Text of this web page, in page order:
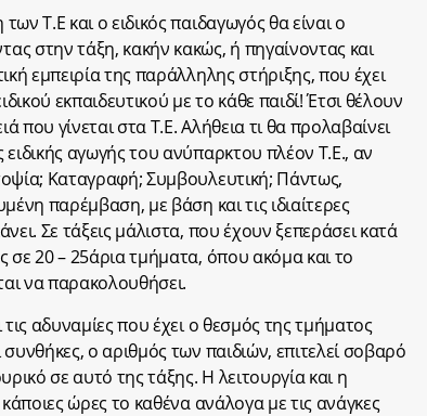
Τ.Ε και ο ειδικός παιδαγωγός θα είναι ο
στην τάξη, κακήν κακώς, ή πηγαίνοντας και
εμπειρία της παράλληλης στήριξης, που έχει
εκπαιδευτικού με το κάθε παιδί! Έτσι θέλουν
που γίνεται στα Τ.Ε. Αλήθεια τι θα προλαβαίνει
αγωγής του ανύπαρκτου πλέον Τ.Ε., αν
Καταγραφή; Συμβουλευτική; Πάντως,
παρέμβαση, με βάση και τις ιδιαίτερες
Σε τάξεις μάλιστα, που έχουν ξεπεράσει κατά
20 – 25άρια τμήματα, όπου ακόμα και το
να παρακολουθήσει.
αδυναμίες που έχει ο θεσμός της τμήματος
ο αριθμός των παιδιών, επιτελεί σοβαρό
σε αυτό της τάξης. Η λειτουργία και η
ώρες το καθένα ανάλογα με τις ανάγκες